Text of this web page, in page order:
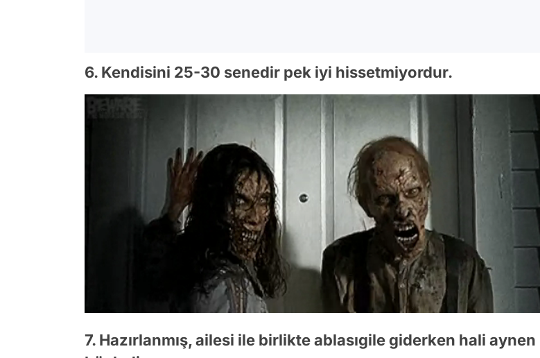
6. Kendisini 25-30 senedir pek iyi hissetmiyordur.
7. Hazırlanmış, ailesi ile birlikte ablasıgile giderken hali aynen